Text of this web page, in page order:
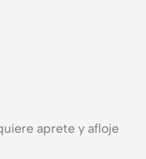
aprete y afloje